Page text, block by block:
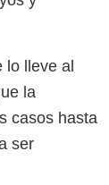
lleve al
la
casos hasta
ser